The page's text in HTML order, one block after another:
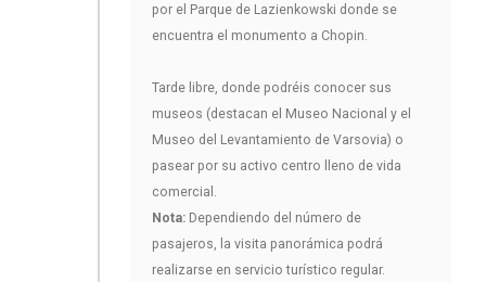
por el Parque de Lazienkowski donde se
encuentra el monumento a Chopin.
Tarde libre, donde podréis conocer sus
museos (destacan el Museo Nacional y el
Museo del Levantamiento de Varsovia) o
pasear por su activo centro lleno de vida
comercial.
Nota: Dependiendo del número de
pasajeros, la visita panorámica podrá
realizarse en servicio turístico regular.